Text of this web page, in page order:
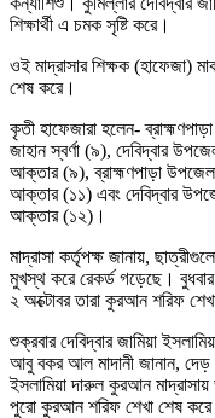
শিক্ষার্থী এ চমক সৃষ্টি করে।
ওই মাদ্রাসার শিক্ষক (হাফেজা)
শেষ করে।
কৃতী হাফেজারা হলেন-
জাহান স্বর্ণা (৯), দেবিদ্বার
আক্তার (৯), ব্রাহ্মণপাড়া
আক্তার (১১) এবং দেবিদ্বার
আক্তার (১২)।
মাদ্রাসা কর্তৃপক্ষ জানায়,
মুখস্থ করে রেকর্ড গড়েছে।
২ অক্টোবর তারা কুরআন শরিফ
শুক্রবার দেবিদ্বার জামিয়া
আবু বকর আল মাদানী জানান, দেড়
ইসলামিয়া দারুল কুরআন
পুরো কুরআন শরিফ শেখা শেষ